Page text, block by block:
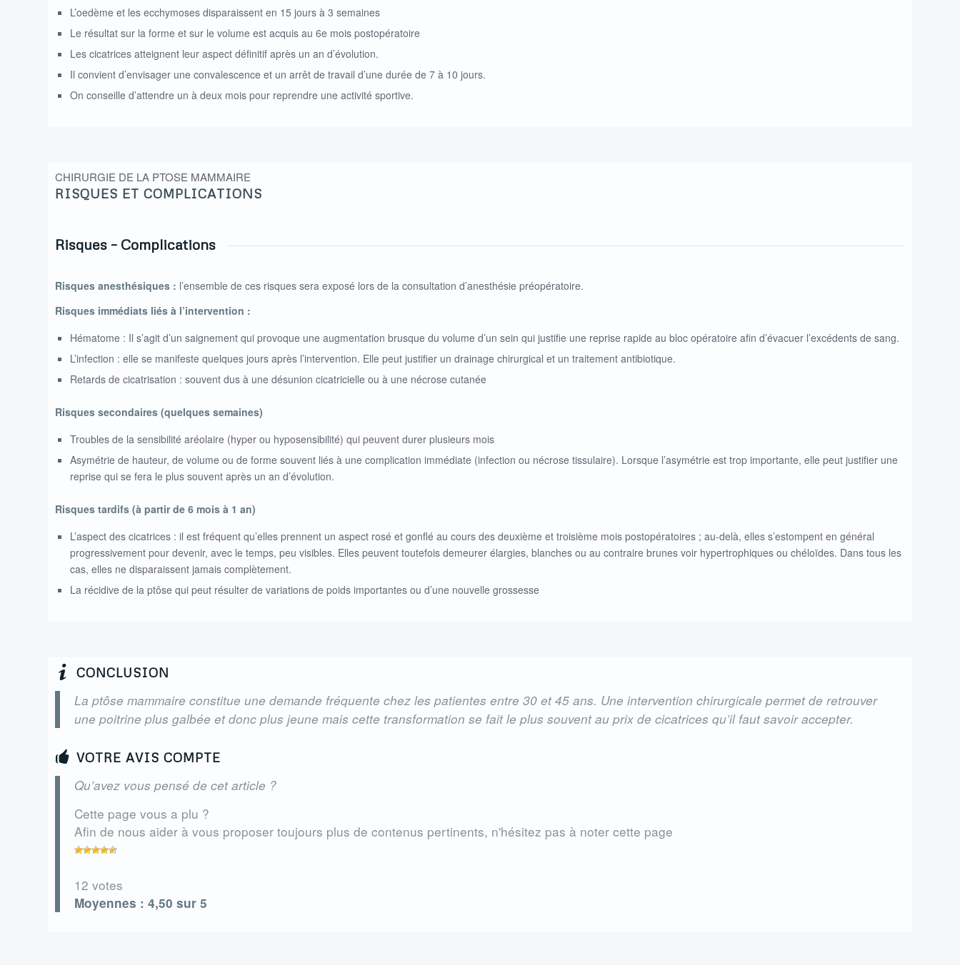
L’oedème et les ecchymoses disparaissent en 15 jours à 3 semaines
Le résultat sur la forme et sur le volume est acquis au 6e mois postopératoire
Les cicatrices atteignent leur aspect définitif après un an d’évolution.
Il convient d’envisager une convalescence et un arrêt de travail d’une durée de 7 à 10 jours.
On conseille d’attendre un à deux mois pour reprendre une activité sportive.
CHIRURGIE DE LA PTOSE MAMMAIRE
RISQUES ET COMPLICATIONS
Risques – Complications
Risques anesthésiques : l’ensemble de ces risques sera exposé lors de la consultation d’anesthésie préopératoire.
Risques immédiats liés à l’intervention :
Hématome : Il s’agit d’un saignement qui provoque une augmentation brusque du volume d’un sein qui justifie une reprise rapide au bloc opératoire afin d’évacuer l’excédents de sang.
L’infection : elle se manifeste quelques jours après l’intervention. Elle peut justifier un drainage chirurgical et un traitement antibiotique.
Retards de cicatrisation : souvent dus à une désunion cicatricielle ou à une nécrose cutanée
Risques secondaires (quelques semaines)
Troubles de la sensibilité aréolaire (hyper ou hyposensibilité) qui peuvent durer plusieurs mois
Asymétrie de hauteur, de volume ou de forme souvent liés à une complication immédiate (infection ou nécrose tissulaire). Lorsque l’asymétrie est trop importante, elle peut justifier une
reprise qui se fera le plus souvent après un an d’évolution.
Risques tardifs (à partir de 6 mois à 1 an)
L’aspect des cicatrices : il est fréquent qu’elles prennent un aspect rosé et gonflé au cours des deuxième et troisième mois postopératoires ; au-delà, elles s’estompent en général
progressivement pour devenir, avec le temps, peu visibles. Elles peuvent toutefois demeurer élargies, blanches ou au contraire brunes voir hypertrophiques ou chéloïdes. Dans tous les
cas, elles ne disparaissent jamais complètement.
La récidive de la ptôse qui peut résulter de variations de poids importantes ou d’une nouvelle grossesse
CONCLUSION
La ptôse mammaire constitue une demande fréquente chez les patientes entre 30 et 45 ans. Une intervention chirurgicale permet de retrouver
une poitrine plus galbée et donc plus jeune mais cette transformation se fait le plus souvent au prix de cicatrices qu’il faut savoir accepter.
VOTRE AVIS COMPTE
Qu’avez vous pensé de cet article ?
Cette page vous a plu ?
Afin de nous aider à vous proposer toujours plus de contenus pertinents, n'hésitez pas à noter cette page
12 votes
Moyennes : 4,50 sur 5